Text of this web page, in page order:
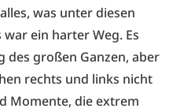
was unter diesen
ein harter Weg. Es
des großen Ganzen, aber
rechts und links nicht
Momente, die extrem